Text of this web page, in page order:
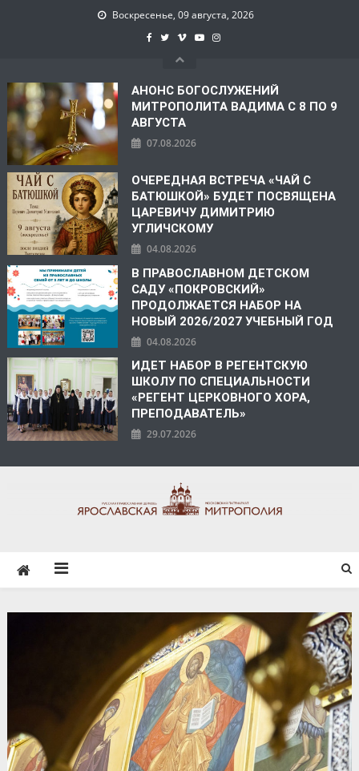
Воскресенье, 09 августа, 2026
АНОНС БОГОСЛУЖЕНИЙ
МИТРОПОЛИТА ВАДИМА С 8 ПО 9
АВГУСТА
07.08.2026
ОЧЕРЕДНАЯ ВСТРЕЧА «ЧАЙ С
БАТЮШКОЙ» БУДЕТ ПОСВЯЩЕНА
ЦАРЕВИЧУ ДИМИТРИЮ
УГЛИЧСКОМУ
04.08.2026
В ПРАВОСЛАВНОМ ДЕТСКОМ
САДУ «ПОКРОВСКИЙ»
ПРОДОЛЖАЕТСЯ НАБОР НА
НОВЫЙ 2026/2027 УЧЕБНЫЙ ГОД
04.08.2026
ИДЕТ НАБОР В РЕГЕНТСКУЮ
ШКОЛУ ПО СПЕЦИАЛЬНОСТИ
«РЕГЕНТ ЦЕРКОВНОГО ХОРА,
ПРЕПОДАВАТЕЛЬ»
29.07.2026